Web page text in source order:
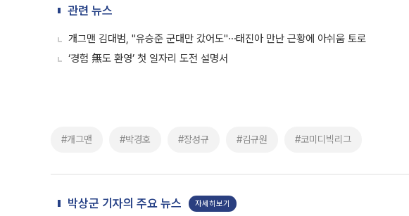
관련 뉴스
개그맨 김대범, "유승준 군대만 갔어도"⋯태진아 만난 근황에 아쉬움 토로
‘경험 無도 환영’ 첫 일자리 도전 설명서
#개그맨 #박경호 #장성규 #김규원 #코미디빅리그
박상군 기자의 주요 뉴스 자세히보기